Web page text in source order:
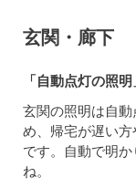
玄関・廊下
「自動点灯の照明
玄関の照明は自
め、帰宅が遅い
です。自動で明
ね。